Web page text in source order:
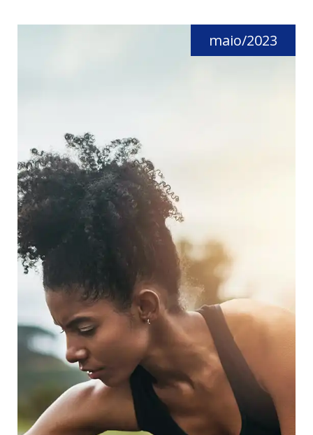
maio/2023